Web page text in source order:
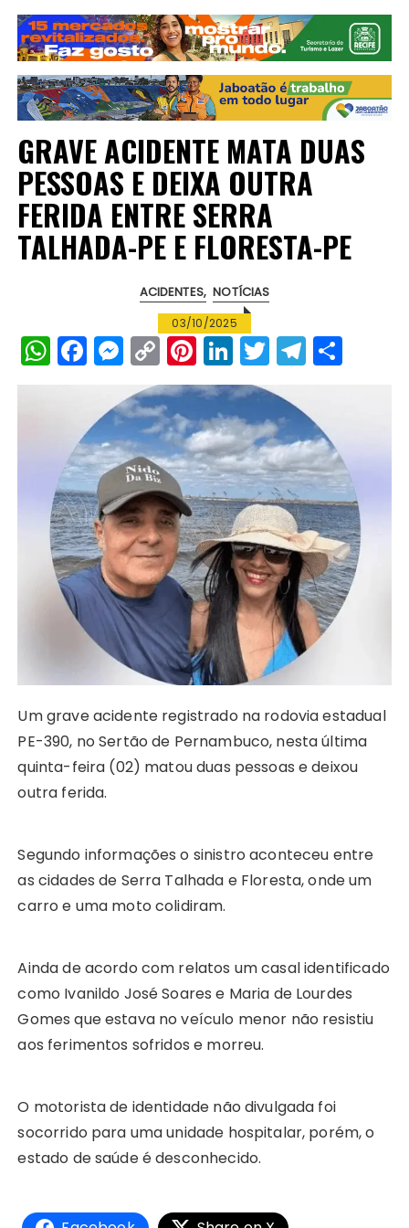
GRAVE ACIDENTE MATA DUAS
PESSOAS E DEIXA OUTRA
FERIDA ENTRE SERRA
TALHADA-PE E FLORESTA-PE
ACIDENTES NOTÍCIAS
03/10/2025
W
h
ts
A
p
p
F
a
c
e
b
o
o
k
M
e
s
s
e
n
g
er
C
o
p
y
Li
n
k
Pi
n
te
re
st
Li
n
k
e
dI
n
T
w
it
te
r
T
el
e
g
r
a
m
Um grave acidente registrado na rodovia estadual
PE-390, no Sertão de Pernambuco, nesta última
quinta-feira (02) matou duas pessoas e deixou
outra ferida.
Segundo informações o sinistro aconteceu entre
as cidades de Serra Talhada e Floresta, onde um
carro e uma moto colidiram.
Ainda de acordo com relatos um casal identificado
como Ivanildo José Soares e Maria de Lourdes
Gomes que estava no veículo menor não resistiu
aos ferimentos sofridos e morreu.
O motorista de identidade não divulgada foi
socorrido para uma unidade hospitalar, porém, o
estado de saúde é desconhecido.